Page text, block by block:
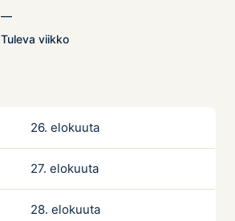
—
Tuleva viikko
26. elokuuta
27. elokuuta
28. elokuuta